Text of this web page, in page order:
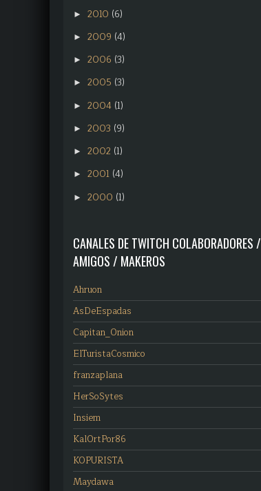
► 2010 (6)
► 2009 (4)
► 2006 (3)
► 2005 (3)
► 2004 (1)
► 2003 (9)
► 2002 (1)
► 2001 (4)
► 2000 (1)
CANALES DE TWITCH COLABORADORES /
AMIGOS / MAKEROS
Ahruon
AsDeEspadas
Capitan_Onion
ElTuristaCosmico
franzaplana
HerSoSytes
Insiem
KalOrtPor86
KOPURISTA
Maydawa